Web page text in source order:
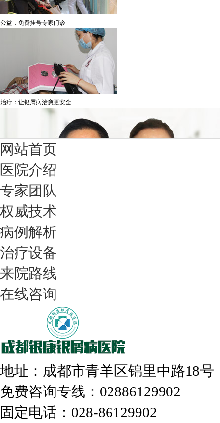
公益，免费挂号专家门诊
治疗：让银屑病治愈更安全
我们只治银屑病，我们在成都坐诊
308nm激光：银屑病治疗更高效
走进成都：满足您的治愈需求
网站首页
医院介绍
专家团队
权威技术
病例解析
治疗设备
来院路线
在线咨询
地址：成都市青羊区锦里中路18
免费咨询专线：02886129902
固定电话：028-86129902